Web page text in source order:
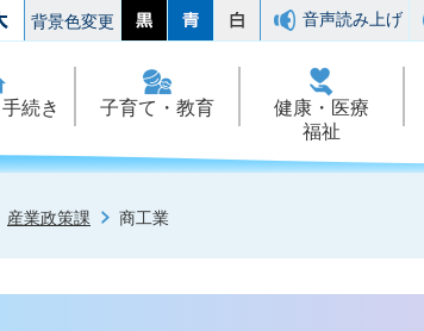
背景色変更 音声読み上げ
続き 子育て・教育
健康・医療
福祉
産業政策課 商工業